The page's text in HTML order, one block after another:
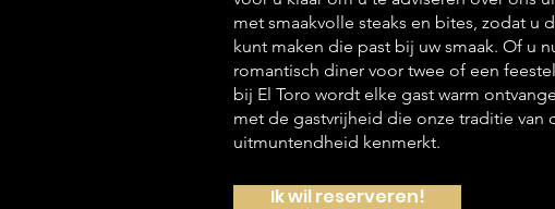
met smaakvolle steaks en bites, zodat u
kunt maken die past bij uw smaak. Of u
romantisch diner voor twee of een
bij El Toro wordt elke gast warm
met de gastvrijheid die onze traditie van
uitmuntendheid kenmerkt.
Ik wil reserveren!